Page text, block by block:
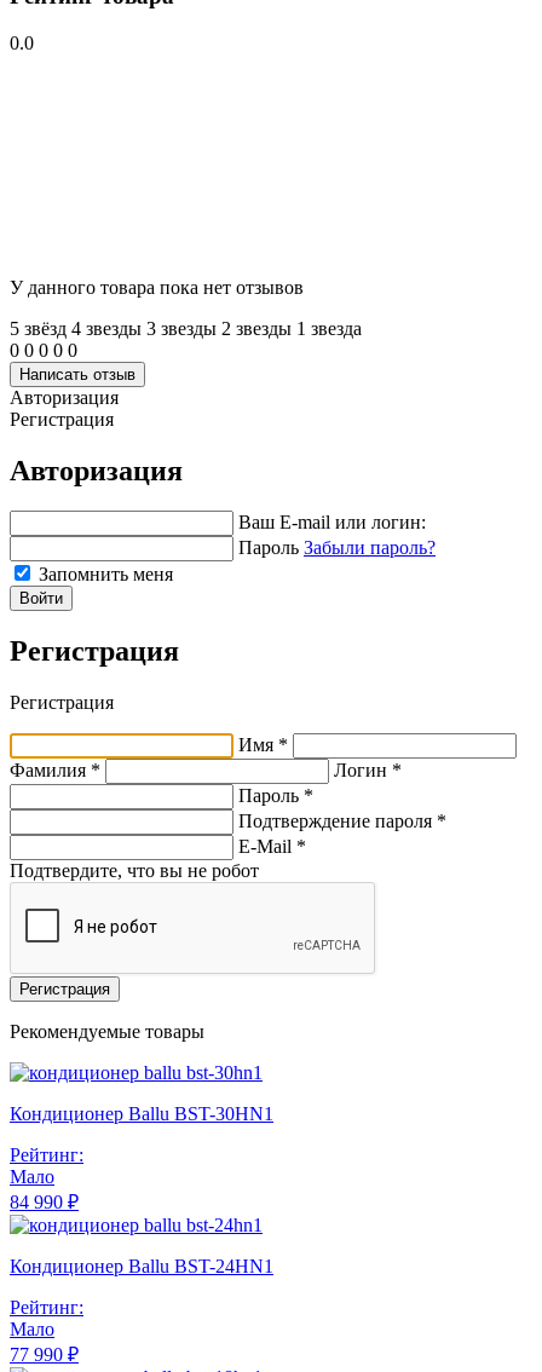
0.0
У данного товара пока нет отзывов
5 звёзд 4 звeзды 3 звeзды 2 звeзды 1 звeзда
0 0 0 0 0
Написать отзыв
Авторизация
Регистрация
Авторизация
Ваш E-mail или логин:
Пароль Забыли пароль?
Запомнить меня
Войти
Регистрация
Регистрация
Имя *
Фамилия *
Логин *
Пароль *
Подтверждение пароля *
E-Mail *
Подтвердите, что вы не робот
Регистрация
Рекомендуемые товары
Кондиционер Ballu BST-30HN1
Рейтинг:
Мало
84 990 ₽
Кондиционер Ballu BST-24HN1
Рейтинг:
Мало
77 990 ₽